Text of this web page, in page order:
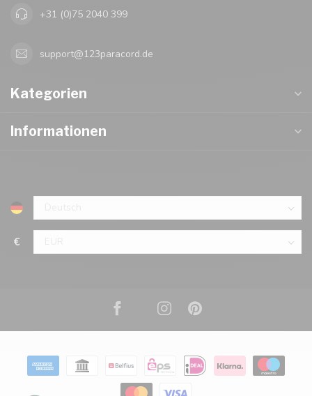
+31 (0)75 2040 399
support@123paracord.de
Kategorien
Informationen
€